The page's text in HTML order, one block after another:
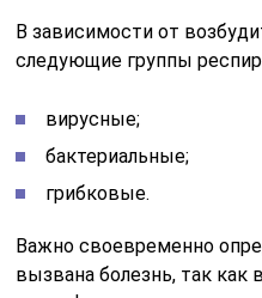
В зависимости от
следующие группы
вирусные;
бактериальные;
грибковые.
Важно своевременно
вызвана болезнь, так как